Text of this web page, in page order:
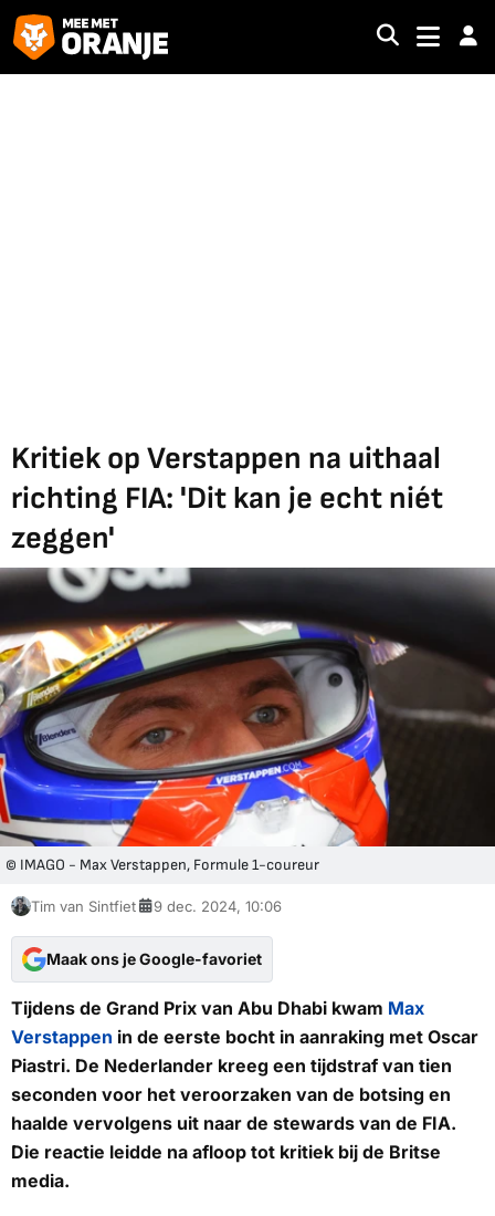
Kritiek op Verstappen na uithaal
richting FIA: 'Dit kan je echt niét
zeggen'
© IMAGO - Max Verstappen, Formule 1-coureur
Tim van Sintfiet 9 dec. 2024, 10:06
Maak ons je Google-favoriet
Tijdens de Grand Prix van Abu Dhabi kwam Max
Verstappen in de eerste bocht in aanraking met Oscar
Piastri. De Nederlander kreeg een tijdstraf van tien
seconden voor het veroorzaken van de botsing en
haalde vervolgens uit naar de stewards van de FIA.
Die reactie leidde na afloop tot kritiek bij de Britse
media.